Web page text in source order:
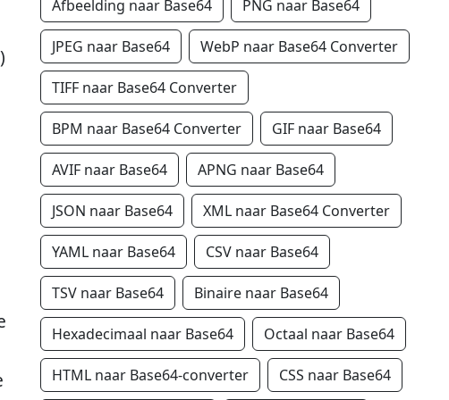
Afbeelding naar Base64 PNG naar Base64
JPEG naar Base64 WebP naar Base64 Converter
TIFF naar Base64 Converter
BPM naar Base64 Converter GIF naar Base64
AVIF naar Base64 APNG naar Base64
JSON naar Base64 XML naar Base64 Converter
YAML naar Base64 CSV naar Base64
TSV naar Base64 Binaire naar Base64
Hexadecimaal naar Base64 Octaal naar Base64
HTML naar Base64-converter CSS naar Base64